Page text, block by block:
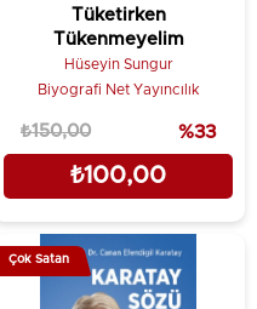
Tüketirken
Tükenmeyelim
Hüseyin Sungur
Biyografi Net Yayıncılık
₺100,00
₺150,00 %33
Çok Satan